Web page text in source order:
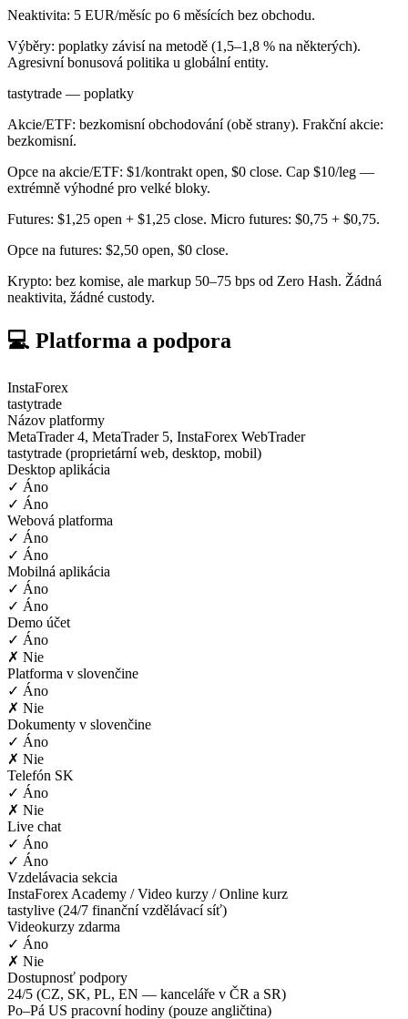
Neaktivita: 5 EUR/měsíc po 6 měsících bez obchodu.
Výběry: poplatky závisí na metodě (1,5–1,8 % na některých).
Agresivní bonusová politika u globální entity.
tastytrade — poplatky
Akcie/ETF: bezkomisní obchodování (obě strany). Frakční akcie:
bezkomisní.
Opce na akcie/ETF: $1/kontrakt open, $0 close. Cap $10/leg —
extrémně výhodné pro velké bloky.
Futures: $1,25 open + $1,25 close. Micro futures: $0,75 + $0,75.
Opce na futures: $2,50 open, $0 close.
Krypto: bez komise, ale markup 50–75 bps od Zero Hash. Žádná
neaktivita, žádné custody.
💻 Platforma a podpora
InstaForex
tastytrade
Názov platformy
MetaTrader 4, MetaTrader 5, InstaForex WebTrader
tastytrade (proprietární web, desktop, mobil)
Desktop aplikácia
✓ Áno
✓ Áno
Webová platforma
✓ Áno
✓ Áno
Mobilná aplikácia
✓ Áno
✓ Áno
Demo účet
✓ Áno
✗ Nie
Platforma v slovenčine
✓ Áno
✗ Nie
Dokumenty v slovenčine
✓ Áno
✗ Nie
Telefón SK
✓ Áno
✗ Nie
Live chat
✓ Áno
✓ Áno
Vzdelávacia sekcia
InstaForex Academy / Video kurzy / Online kurz
tastylive (24/7 finanční vzdělávací síť)
Videokurzy zdarma
✓ Áno
✗ Nie
Dostupnosť podpory
24/5 (CZ, SK, PL, EN — kanceláře v ČR a SR)
Po–Pá US pracovní hodiny (pouze angličtina)